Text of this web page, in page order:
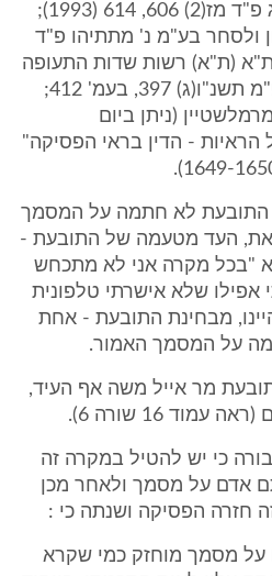
2275/90 לימה נ' רוזנברג פ"ד מז(2) 606, 614 (1993);
למימון ולסחר בע"מ נ' מתתיהו פ"ד
651, 658 (1991); ת"א (ת"א) רשות שדות התעופה
נ' שירותי תעופה בע"מ, פ"מ תשנ"ו(ג) 397, בעמ' 412;
נ' מרמלשטיין (ניתן ביום
"על הראיות - הדין בראי הפסיקה"
התובעת לא חתמה על המסמך
העד מטעמה של התובעת -
"בכל מקרה אני לא מתכחש
שלא אישרתי טלפונית
מבחינת התובעת - אחת
על המסמך האמור.
מר אייל משה אף העיד,
16 שורה 6).
כי יש להטיל במקרה זה
אדם על מסמך ולאחר מכן
חזרה הפסיקה ושנתה כי :
על מסמך מוחזק כמי שקרא